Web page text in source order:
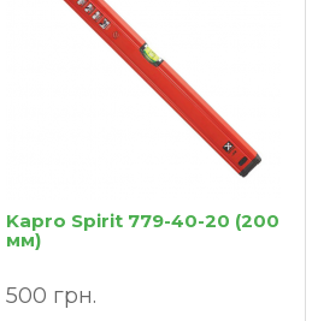
Kapro Spirit 779-40-20 (200
мм)
500 грн.